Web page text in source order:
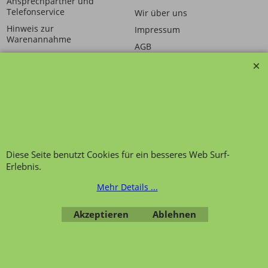
Telefonservice
Hinweis zur
Warenannahme
Wir über uns
Impressum
AGB
Übersicht Kategorien,Kontaktformular,Impressum
Diese Seite benutzt Cookies für ein besseres Web Surf-
Erlebnis.
Mehr Details ...
Akzeptieren Ablehnen